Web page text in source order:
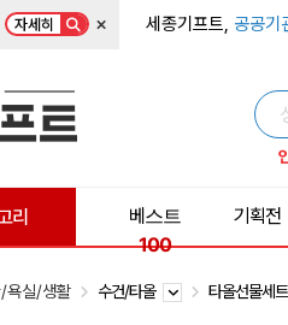
자세히 × 세종기프트, 공공기
리
베스트
100
기획전
욕실/생활 수건/타올 타올선물세